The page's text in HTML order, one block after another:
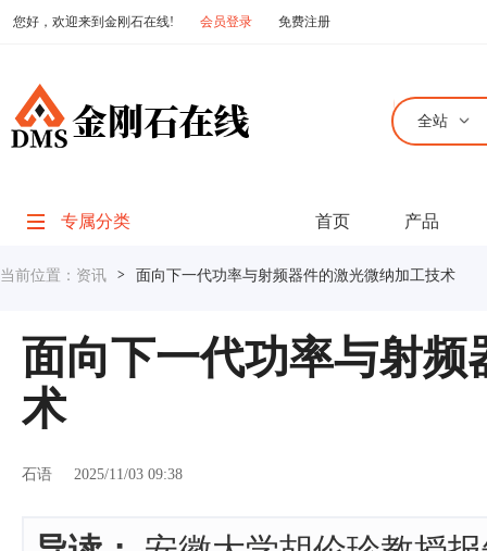
您好，欢迎来到金刚石在线! 会员登录 免费注册
全站
专属分类 首页 产品
当前位置： 资讯 > 面向下一代功率与射频器件的激光微纳加工技术
面向下一代功率与射
术
石语 2025/11/03 09:38